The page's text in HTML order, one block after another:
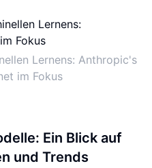
Lernens: Anthropic's
im Fokus
Ein Blick auf
und Trends